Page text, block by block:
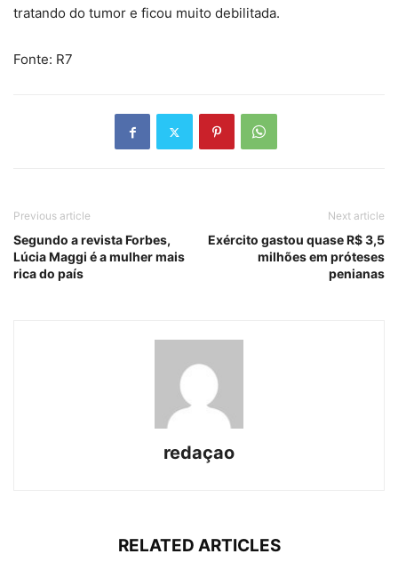
tratando do tumor e ficou muito debilitada.
Fonte: R7
Previous article
Segundo a revista Forbes,
Lúcia Maggi é a mulher mais
rica do país
Next article
Exército gastou quase R$ 3,5
milhões em próteses
penianas
redaçao
RELATED ARTICLES